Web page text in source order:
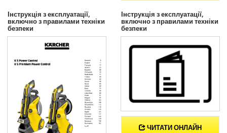
Інструкція з експлуатації,
включно з правилами техніки
безпеки
Інструкція з експлуатації,
включно з правилами техніки
безпеки
ЧИТАТИ ОНЛАЙН